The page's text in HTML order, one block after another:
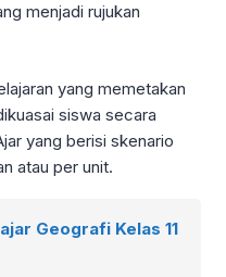
menjadi rujukan
yang memetakan
siswa secara
yang berisi skenario
atau per unit.
Geografi Kelas 11